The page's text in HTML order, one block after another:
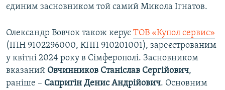
єдиним засновником той самий Микола Ігнатов.
Олександр Вовчок також керує ТОВ «Купол сервис»
(ІПН 9102296000, КПП 910201001), зареєстрованим
у квітні 2024 року в Сімферополі. Засновником
вказаний Овчинников Станіслав Сергійович,
раніше – Сапригін Денис Андрійович. Основним